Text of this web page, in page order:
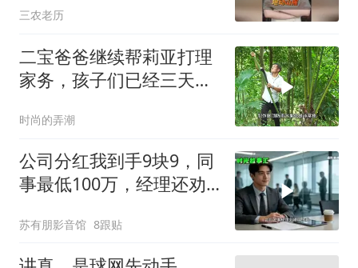
三农老历
二宝爸爸继续帮莉亚打理
家务，孩子们已经三天没
时尚的弄潮
公司分红我到手9块9，同
事最低100万，经理还劝
苏有朋影音馆 8跟贴